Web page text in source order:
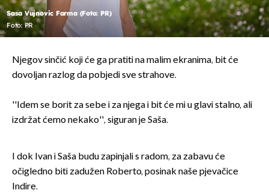
Sasa Vujnovic Farma (Foto: PR)
Foto: PR
Njegov sinčić koji će ga pratiti na malim ekranima, bit će
dovoljan razlog da pobjedi sve strahove.
''Idem se borit za sebe i za njega i bit će mi u glavi stalno, ali
izdržat ćemo nekako'', siguran je Saša.
I dok Ivan i Saša budu zapinjali s radom, za zabavu će
očigledno biti zadužen Roberto, posinak naše pjevačice
Indire.